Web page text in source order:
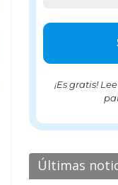
¡Es gratis!
Últimas